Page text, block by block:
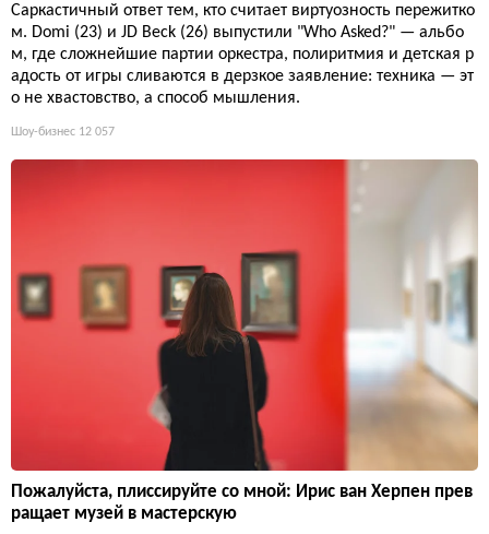
Саркастичный ответ тем, кто считает виртуозность пережитко
м. Domi (23) и JD Beck (26) выпустили "Who Asked?" — альбо
м, где сложнейшие партии оркестра, полиритмия и детская р
адость от игры сливаются в дерзкое заявление: техника — эт
о не хвастовство, а способ мышления.
Шоу-бизнес 12 057
Пожалуйста, плиссируйте со мной: Ирис ван Херпен прев
ращает музей в мастерскую